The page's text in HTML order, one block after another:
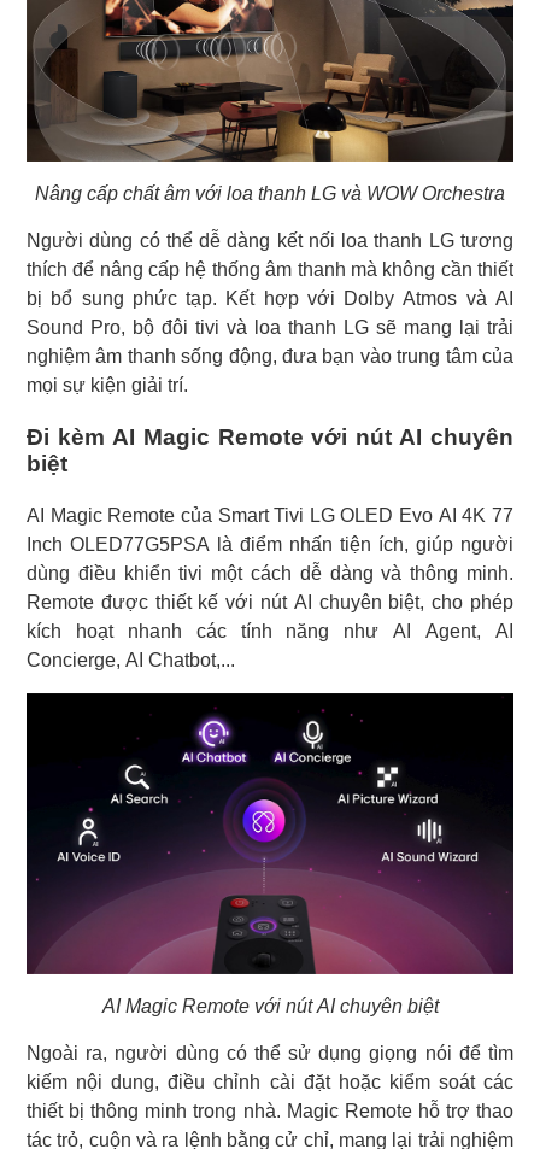
Nâng cấp chất âm với loa thanh LG và WOW Orchestra
Người dùng có thể dễ dàng kết nối loa thanh LG tương
thích để nâng cấp hệ thống âm thanh mà không cần thiết
bị bổ sung phức tạp. Kết hợp với Dolby Atmos và AI
Sound Pro, bộ đôi tivi và loa thanh LG sẽ mang lại trải
nghiệm âm thanh sống động, đưa bạn vào trung tâm của
mọi sự kiện giải trí.
Đi kèm AI Magic Remote với nút AI chuyên
biệt
AI Magic Remote của Smart Tivi LG OLED Evo AI 4K 77
Inch OLED77G5PSA là điểm nhấn tiện ích, giúp người
dùng điều khiển tivi một cách dễ dàng và thông minh.
Remote được thiết kế với nút AI chuyên biệt, cho phép
kích hoạt nhanh các tính năng như AI Agent, AI
Concierge, AI Chatbot,...
AI Magic Remote với nút AI chuyên biệt
Ngoài ra, người dùng có thể sử dụng giọng nói để tìm
kiếm nội dung, điều chỉnh cài đặt hoặc kiểm soát các
thiết bị thông minh trong nhà. Magic Remote hỗ trợ thao
tác trỏ, cuộn và ra lệnh bằng cử chỉ, mang lại trải nghiệm